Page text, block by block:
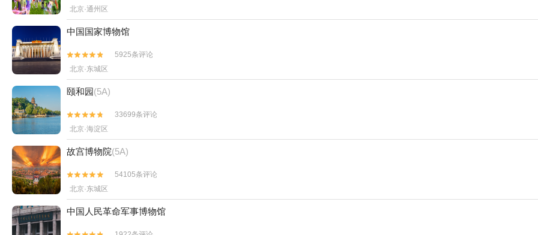
北京·通州区
中国国家博物馆


5925条评论
北京·东城区
颐和园(5A)


33699条评论
北京·海淀区
故宫博物院(5A)


54105条评论
北京·东城区
中国人民革命军事博物馆